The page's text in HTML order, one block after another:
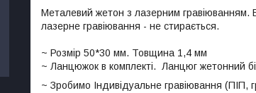
Металевий жетон з лазерним гравіюванням.
лазерне гравіювання - не стирається.
~ Розмір 50*30 мм. Товщина 1,4 мм
~ Ланцюжок в комплекті. Ланцюг жетонний
~ Зробимо Індивідуальне гравіювання (ПІП,